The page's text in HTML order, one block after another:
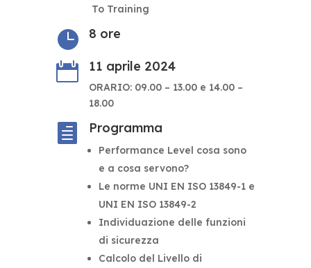
To Training
 8 ore
 11 aprile 2024
ORARIO: 09.00 – 13.00 e 14.00 –
18.00
 Programma
Performance Level cosa sono
e a cosa servono?
Le norme UNI EN ISO 13849-1 e
UNI EN ISO 13849-2
Individuazione delle funzioni
di sicurezza
Calcolo del Livello di